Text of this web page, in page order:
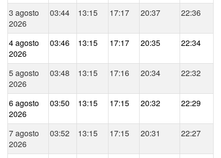
3 agosto
2026
03:44 13:15 17:17 20:37 22:36
4 agosto
2026
03:46 13:15 17:17 20:35 22:34
5 agosto
2026
03:48 13:15 17:16 20:34 22:32
6 agosto
2026
03:50 13:15 17:15 20:32 22:29
7 agosto
2026
03:52 13:15 17:15 20:31 22:27